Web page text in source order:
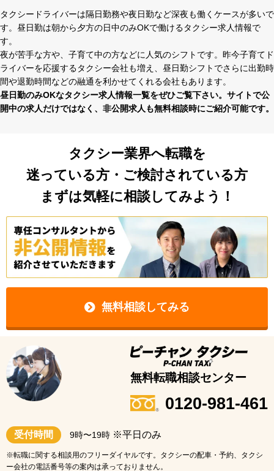
タクシードライバーは隔⽇勤務や夜⽇勤など深夜も働くケースが多いで
す。昼⽇勤は朝から⼣⽅の⽇中のみOKで働けるタクシー求⼈情報で
す。
夜が苦⼿な⽅や、⼦育て中の⽅などに⼈気のシフトです。昨今⼦育てド
ライバーを応援するタクシー会社も増え、昼⽇勤シフトでさらに出勤時
間や退勤時間などの融通を利かせてくれる会社もあります。
昼⽇勤のみOKなタクシー求⼈情報⼀覧をぜひご覧下さい。サイトで公
開中の求⼈だけではなく、⾮公開求⼈も無料相談時にご紹介可能です。
タクシー業界へ転職を
迷っている方・ご検討されている方
まずは気軽に相談してみよう！
無料相談してみる
無料転職相談センター
0120-981-461
受付時間 9時〜19時 ※平日のみ
※転職に関する相談用のフリーダイヤルです。タクシーの配車・予約、タクシ
ー会社の電話番号等の案内は承っておりません。